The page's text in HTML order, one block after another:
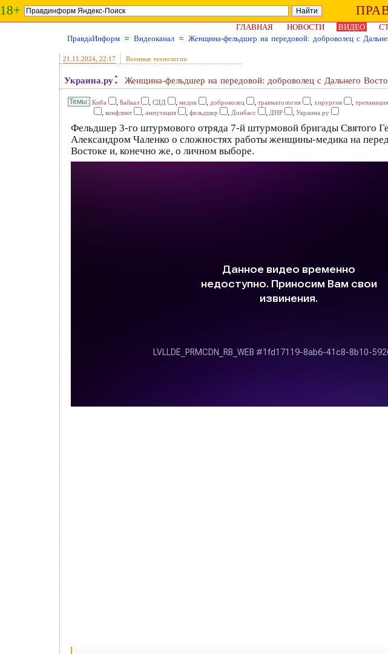
18+
ГЛАВНАЯ
НОВОСТИ ВИДЕО
ПравдаИнформ ≈ Видеоканал ≈ Женщина-фельдшер на передовой: доброволец с
21.11.2024 , 22:17 Военные технологии
Украина.ру: Женщина-фельдшер на передовой: доброволец с Дальнего
Киба , Байкал , СДД , медик , доброволец , травматология , хирургия , трепанация
, конфликт , ампутация , фельдшер , Донбасс , ДНР , Украина.ру
Фельдшер 3-го штурмового отряда 7-й штурмовой бригады Святого
Александром Чаленко о сложностях работы женщины-медика на
Востоке и, конечно же, о личном выборе.